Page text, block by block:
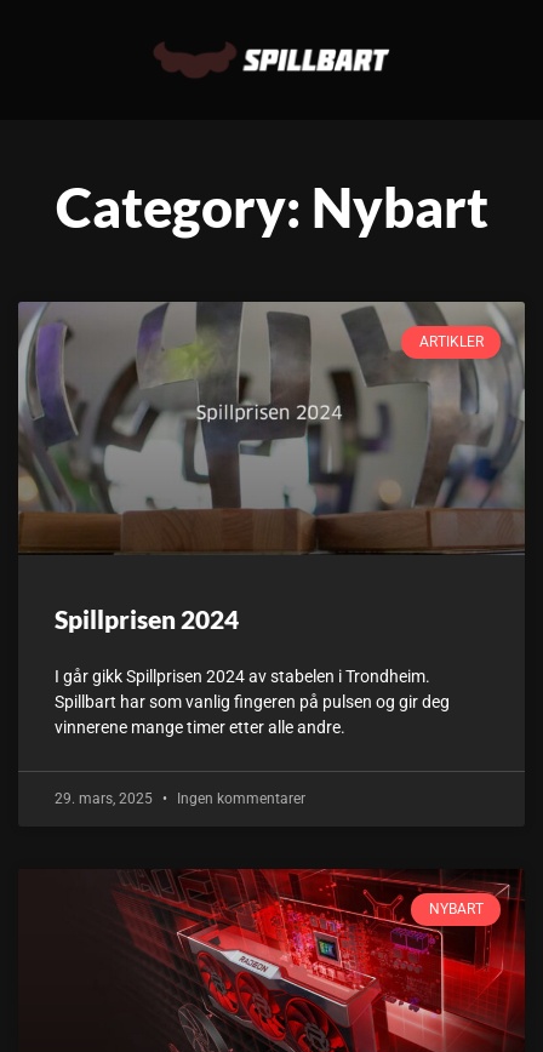
Category: Nybart
ARTIKLER
Spillprisen 2024
I går gikk Spillprisen 2024 av stabelen i Trondheim.
Spillbart har som vanlig fingeren på pulsen og gir deg
vinnerene mange timer etter alle andre.
29. mars, 2025 Ingen kommentarer
NYBART